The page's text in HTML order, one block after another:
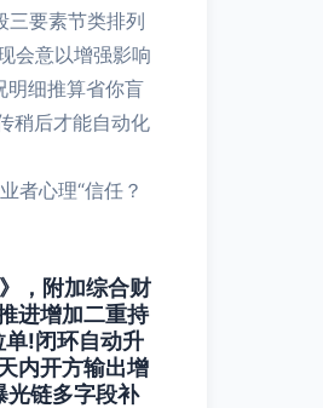
三要素节类排列
会意以增强影响
明细推算省你盲
稍后才能自动化
者心理“信任？
，附加综合财
进增加二重持
!闭环自动升
内开方输出增
光链多字段补